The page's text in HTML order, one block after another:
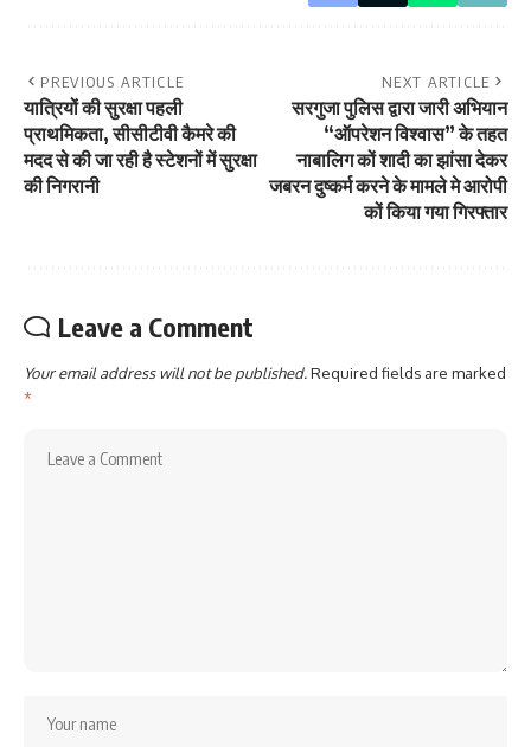
PREVIOUS ARTICLE
यात्रियों की सुरक्षा पहली
प्राथमिकता, सीसीटीवी कैमरे की
मदद से की जा रही है स्टेशनों में सुरक्षा
की निगरानी
NEXT ARTICLE
सरगुजा पुलिस द्वारा जारी अभियान
“ऑपरेशन विश्वास” के तहत
नाबालिग कों शादी का झांसा देकर
जबरन दुष्कर्म करने के मामले मे आरोपी
कों किया गया गिरफ्तार
Leave a Comment
Your email address will not be published.Required fields are marked
*